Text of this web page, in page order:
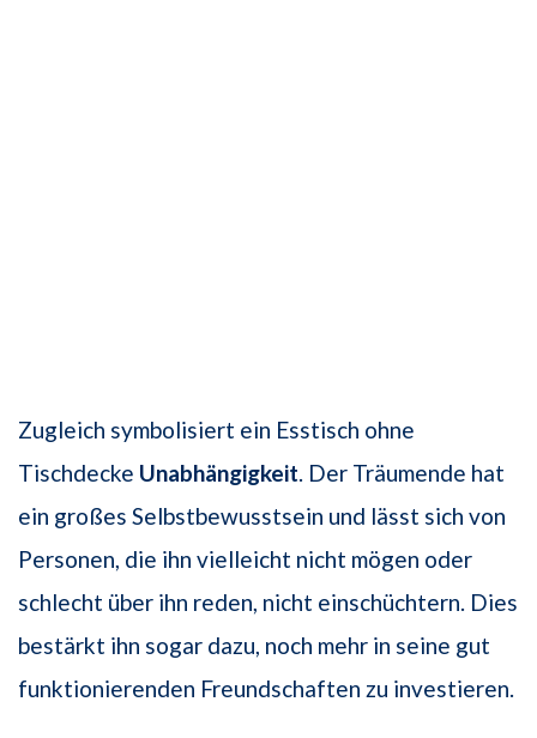
Zugleich symbolisiert ein Esstisch ohne
Tischdecke Unabhängigkeit. Der Träumende hat
ein großes Selbstbewusstsein und lässt sich von
Personen, die ihn vielleicht nicht mögen oder
schlecht über ihn reden, nicht einschüchtern. Dies
bestärkt ihn sogar dazu, noch mehr in seine gut
funktionierenden Freundschaften zu investieren.